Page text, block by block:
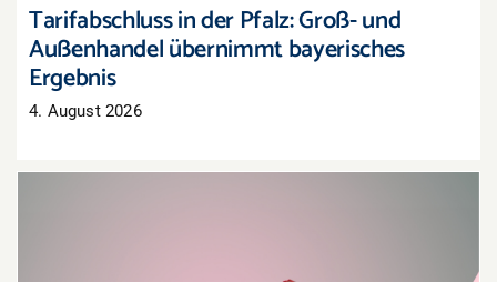
Tarifabschluss in der Pfalz: Groß- und
Außenhandel übernimmt bayerisches
Ergebnis
4. August 2026